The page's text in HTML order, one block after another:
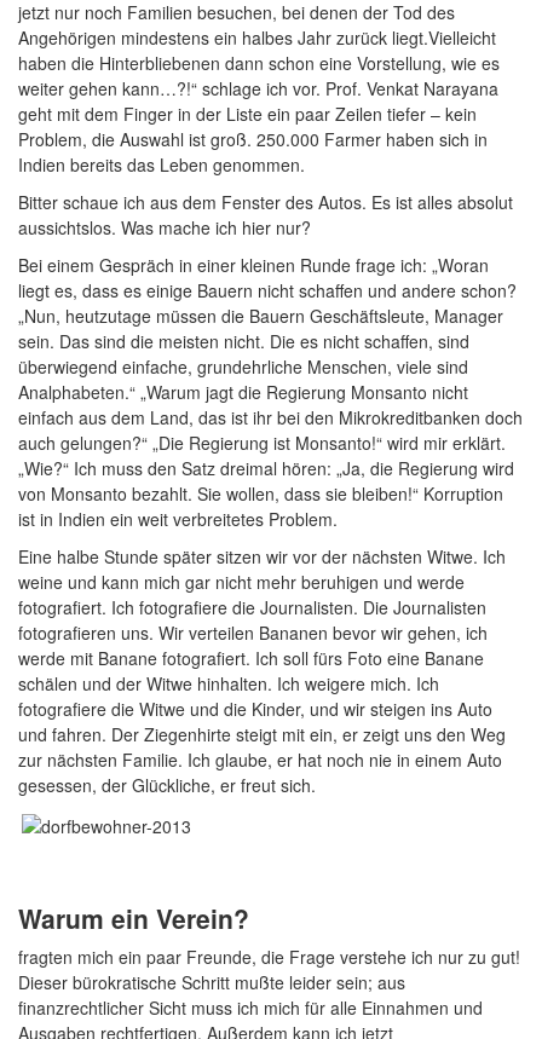
jetzt nur noch Familien besuchen, bei denen der Tod des
Angehörigen mindestens ein halbes Jahr zurück liegt.Vielleicht
haben die Hinterbliebenen dann schon eine Vorstellung, wie es
weiter gehen kann…?!“ schlage ich vor. Prof. Venkat Narayana
geht mit dem Finger in der Liste ein paar Zeilen tiefer – kein
Problem, die Auswahl ist groß. 250.000 Farmer haben sich in
Indien bereits das Leben genommen.
Bitter schaue ich aus dem Fenster des Autos. Es ist alles absolut
aussichtslos. Was mache ich hier nur?
Bei einem Gespräch in einer kleinen Runde frage ich: „Woran
liegt es, dass es einige Bauern nicht schaffen und andere schon?
„Nun, heutzutage müssen die Bauern Geschäftsleute, Manager
sein. Das sind die meisten nicht. Die es nicht schaffen, sind
überwiegend einfache, grundehrliche Menschen, viele sind
Analphabeten.“ „Warum jagt die Regierung Monsanto nicht
einfach aus dem Land, das ist ihr bei den Mikrokreditbanken doch
auch gelungen?“ „Die Regierung ist Monsanto!“ wird mir erklärt.
„Wie?“ Ich muss den Satz dreimal hören: „Ja, die Regierung wird
von Monsanto bezahlt. Sie wollen, dass sie bleiben!“ Korruption
ist in Indien ein weit verbreitetes Problem.
Eine halbe Stunde später sitzen wir vor der nächsten Witwe. Ich
weine und kann mich gar nicht mehr beruhigen und werde
fotografiert. Ich fotografiere die Journalisten. Die Journalisten
fotografieren uns. Wir verteilen Bananen bevor wir gehen, ich
werde mit Banane fotografiert. Ich soll fürs Foto eine Banane
schälen und der Witwe hinhalten. Ich weigere mich. Ich
fotografiere die Witwe und die Kinder, und wir steigen ins Auto
und fahren. Der Ziegenhirte steigt mit ein, er zeigt uns den Weg
zur nächsten Familie. Ich glaube, er hat noch nie in einem Auto
gesessen, der Glückliche, er freut sich.
Warum ein Verein?
fragten mich ein paar Freunde, die Frage verstehe ich nur zu gut!
Dieser bürokratische Schritt mußte leider sein; aus
finanzrechtlicher Sicht muss ich mich für alle Einnahmen und
Ausgaben rechtfertigen. Außerdem kann ich jetzt